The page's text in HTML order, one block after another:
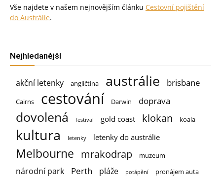
Vše najdete v našem nejnovějším článku Cestovní pojištění
do Austrálie.
Nejhledanější
akční letenky angličtina austrálie brisbane
Cairns cestování Darwin doprava
dovolená festival gold coast klokan koala
kultura letenky letenky do austrálie
Melbourne mrakodrap muzeum
národní park Perth pláže potápění pronájem auta